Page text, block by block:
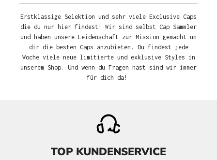
Erstklassige Selektion und sehr viele Exclusive Caps
die du nur hier findest! Wir sind selbst Cap Sammler
und haben unsere Leidenschaft zur Mission gemacht um
dir die besten Caps anzubieten. Du findest jede
Woche viele neue limitierte und exklusive Styles in
unserem Shop. Und wenn du Fragen hast sind wir immer
für dich da!
TOP KUNDENSERVICE